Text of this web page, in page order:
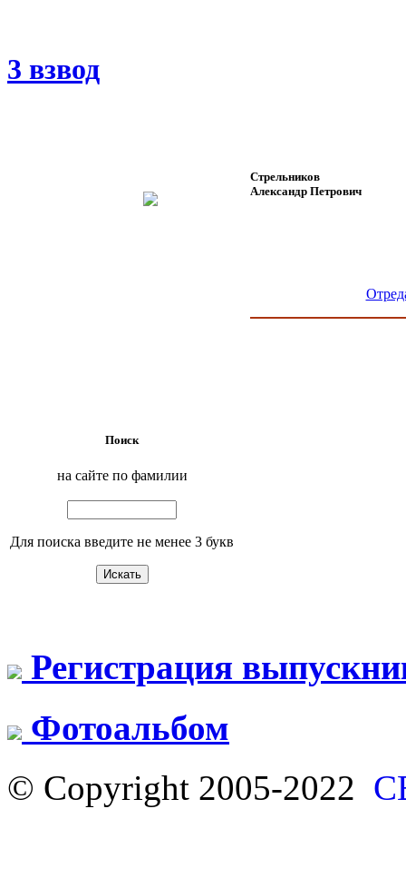
3 взвод
Стрельников
Александр Петрович
Поиск
на сайте по фамилии
Для поиска введите не менее 3 букв
Регистрация
Фотоальбом
© Copyright 2005-2022